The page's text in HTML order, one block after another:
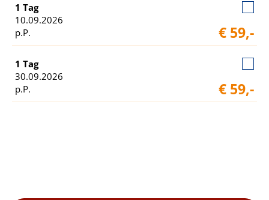
1 Tag
10.09.2026
p.P.
€ 59,-
1 Tag
30.09.2026
p.P.
€ 59,-